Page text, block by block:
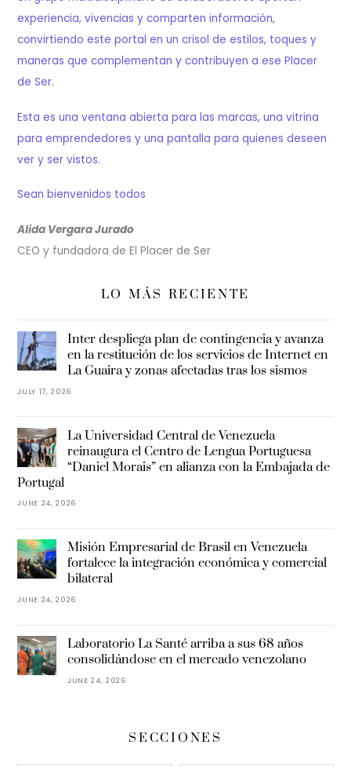
experiencia, vivencias y comparten información,
convirtiendo este portal en un crisol de estilos, toques y
maneras que complementan y contribuyen a ese Placer
de Ser.
Esta es una ventana abierta para las marcas, una vitrina
para emprendedores y una pantalla para quienes deseen
ver y ser vistos.
Sean bienvenidos todos
Alida Vergara Jurado
CEO y fundadora de El Placer de Ser
LO MÁS RECIENTE
Inter despliega plan de contingencia y avanza
en la restitución de los servicios de Internet en
La Guaira y zonas afectadas tras los sismos
JULY 17, 2026
La Universidad Central de Venezuela
reinaugura el Centro de Lengua Portuguesa
“Daniel Morais” en alianza con la Embajada de
Portugal
JUNE 24, 2026
Misión Empresarial de Brasil en Venezuela
fortalece la integración económica y comercial
bilateral
JUNE 24, 2026
Laboratorio La Santé arriba a sus 68 años
consolidándose en el mercado venezolano
JUNE 24, 2026
SECCIONES